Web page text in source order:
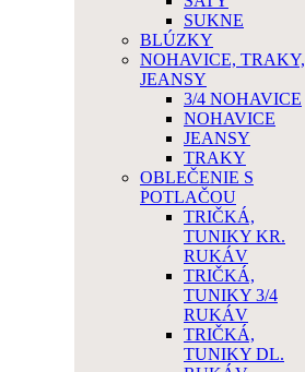
SUKNE
BLÚZKY
NOHAVICE, TRAKY,
JEANSY
3/4 NOHAVICE
NOHAVICE
JEANSY
TRAKY
OBLEČENIE S
POTLAČOU
TRIČKÁ,
TUNIKY KR.
RUKÁV
TRIČKÁ,
TUNIKY 3/4
RUKÁV
TRIČKÁ,
TUNIKY DL.